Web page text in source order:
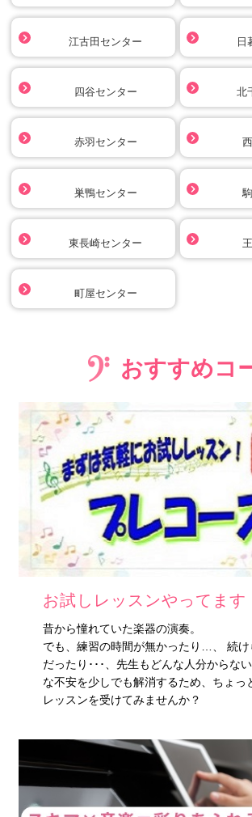
江古田センター 日
四谷センター 北
赤羽センター
巣鴨センター
東長崎センター
町屋センター
おすすめコ
お試しレッスンやってます
昔から憧れていた楽器の演奏。
でも、練習の時間が無かったり…、 続け
だったり･･･、先生もどんな人分からな
な不安を少しでも解消するため、ちょっ
レッスンを受けてみませんか？